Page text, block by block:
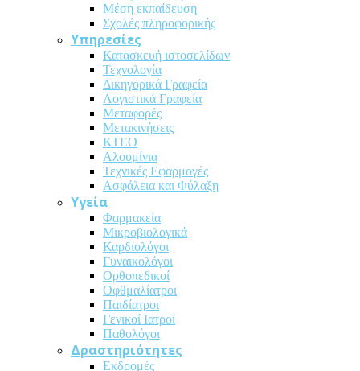
Μέση εκπαίδευση
Σχολές πληροφορικής
Υπηρεσίες
Κατασκευή ιστοσελίδων
Τεχνολογία
Δικηγορικά Γραφεία
Λογιστικά Γραφεία
Μεταφορές
Μετακινήσεις
ΚΤΕΟ
Αλουμίνια
Τεχνικές Εφαρμογές
Ασφάλεια και Φύλαξη
Υγεία
Φαρμακεία
Μικροβιολογικά
Καρδιολόγοι
Γυναικολόγοι
Ορθοπεδικοί
Οφθμαλίατροι
Παιδίατροι
Γενικοί Ιατροί
Παθολόγοι
Δραστηριότητες
Εκδρομές